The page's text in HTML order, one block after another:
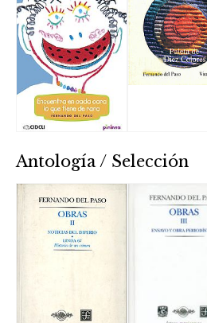
Antología / Selección